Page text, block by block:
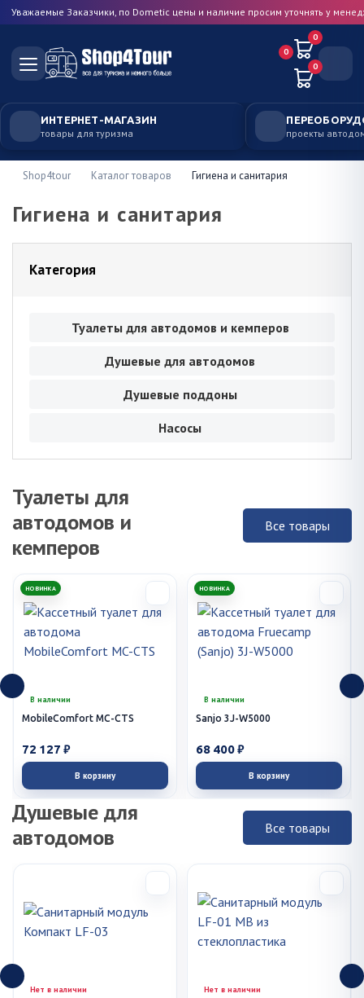
Уважаемые Заказчики, по Dometic цены и наличие просим уточнять у
0
0
0
ИНТЕРНЕТ-МАГАЗИН
товары для туризма проекты
Shop4tour Каталог товаров Гигиена и санитария
Гигиена и санитария
Категория
Туалеты для автодомов и кемперов
Душевые для автодомов
Душевые поддоны
Насосы
Туалеты для
автодомов и
кемперов
Все товары
НОВИНКА
В наличии
MobileComfort MC-CTS
72 127 ₽
В корзину
НОВИНКА
В наличии
Sanjo 3J-W5000
68 400 ₽
В корзину
Душевые для
автодомов
Все товары
Нет в наличии
Нет в наличии